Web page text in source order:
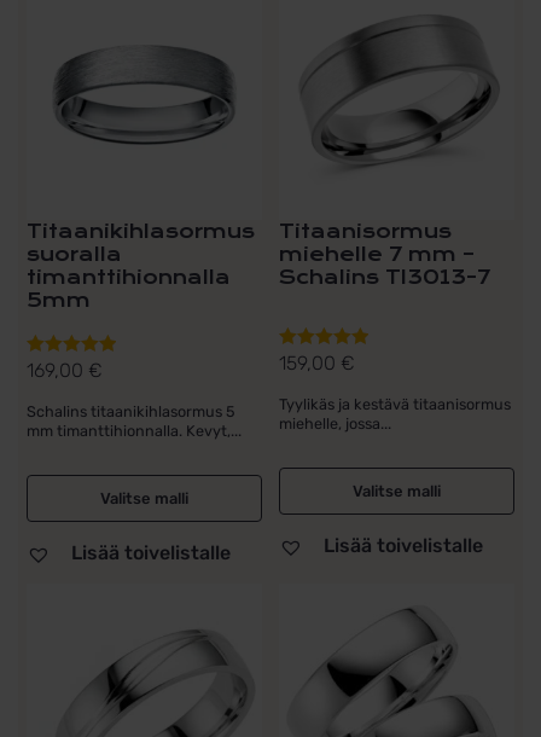
Titaanikihlasormus
suoralla
timanttihionnalla
5mm
Arvostelu
5.00/ 5
169,00 €
Schalins titaanikihlasormus 5
mm timanttihionnalla. Kevyt,...
Valitse malli
Lisää toivelistalle
Titaanisormus
miehelle 7 mm –
Schalins TI3013-7
Arvostelu
5.00/ 5
159,00 €
Tyylikäs ja kestävä titaanisormus
miehelle, jossa...
Valitse malli
Lisää toivelistalle